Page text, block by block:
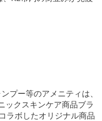
プー等のアメニティは、
ックスキンケア商品ブラ
ラボしたオリジナル商品